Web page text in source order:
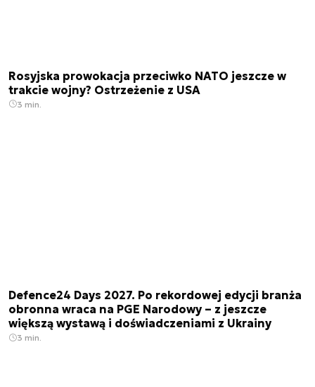
Rosyjska prowokacja przeciwko NATO jeszcze w
trakcie wojny? Ostrzeżenie z USA
3 min.
Defence24 Days 2027. Po rekordowej edycji branża
obronna wraca na PGE Narodowy – z jeszcze
większą wystawą i doświadczeniami z Ukrainy
3 min.